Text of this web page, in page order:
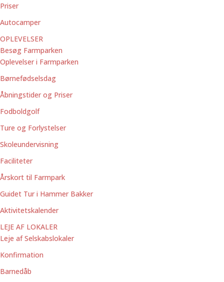
Priser
Autocamper
OPLEVELSER
Besøg Farmparken
Oplevelser i Farmparken
Børnefødselsdag
Åbningstider og Priser
Fodboldgolf
Ture og Forlystelser
Skoleundervisning
Faciliteter
Årskort til Farmpark
Guidet Tur i Hammer Bakker
Aktivitetskalender
LEJE AF LOKALER
Leje af Selskabslokaler
Konfirmation
Barnedåb